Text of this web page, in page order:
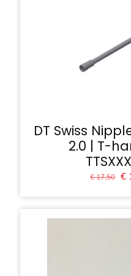
DT Swiss
2.0 | T-
€17,50 €